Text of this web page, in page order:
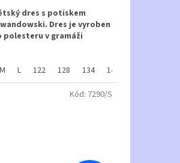
dres s potiskem
Dres je vyroben
polesteru v gramáži
polyester
pod tímto odkazem :
M L 122 128 134 140
Kód: 7290/S